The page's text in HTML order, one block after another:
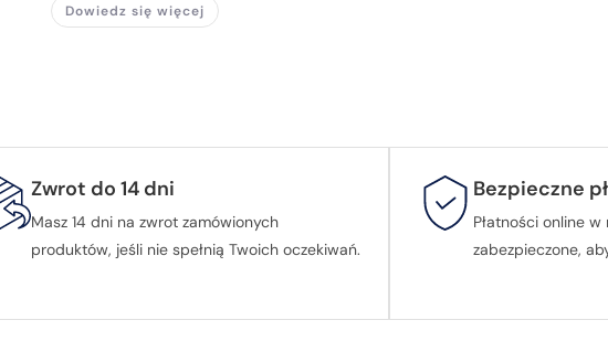
Dowiedz się więcej
Zwrot do 14 dni
Masz 14 dni na zwrot zamówionych
produktów, jeśli nie spełnią Twoich oczekiwań.
Bezpieczne
Płatności online
zabezpieczone,